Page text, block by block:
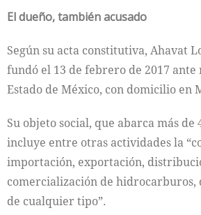
El dueño, también acusado
Según su acta constitutiva, Ahavat
fundó el 13 de febrero de 2017 ante
Estado de México, con domicilio en
Su objeto social, que abarca más de
incluye entre otras actividades la
importación, exportación,
comercialización de hidrocarburos,
de cualquier tipo”.